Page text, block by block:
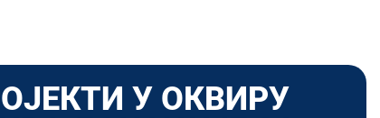
У ОКВИРУ